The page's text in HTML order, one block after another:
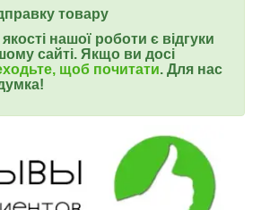
товару
нашої роботи є відгуки
сайті. Якщо ви досі
щоб почитати. Для нас